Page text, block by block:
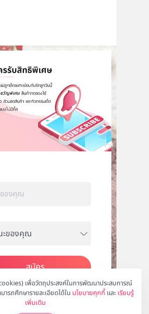
เพื่อวัตถุประสงค์ในการพัฒนาประสบการณ์
รถศึกษารายละเอียดได้ใน นโยบายคุกกี้ และ เรียนรู้
เพิ่มเติม
สมัคร